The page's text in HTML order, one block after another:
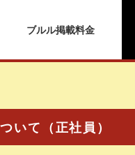
ブルル掲載料金
て（正社員）